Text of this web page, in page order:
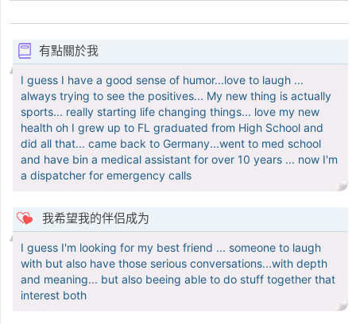
有點關於我
I guess I have a good sense of humor...love to laugh ...
always trying to see the positives... My new thing is actually
sports... really starting life changing things... love my new
health oh I grew up to FL graduated from High School and
did all that... came back to Germany...went to med school
and have bin a medical assistant for over 10 years ... now I'm
a dispatcher for emergency calls
我希望我的伴侣成为
I guess I'm looking for my best friend ... someone to laugh
with but also have those serious conversations...with depth
and meaning... but also beeing able to do stuff together that
interest both